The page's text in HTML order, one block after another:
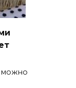
можно